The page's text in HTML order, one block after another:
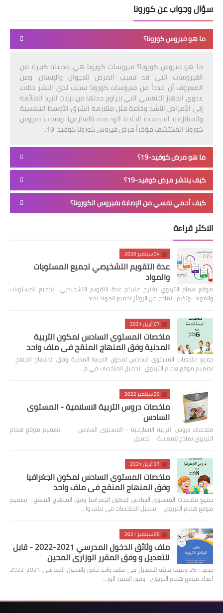
سؤال وجواب عن كورونا
ما هو فيروس كورونا؟
ما هو فيروس كورونا؟ فيروسات كورونا هي فصيلة كبيرة من
الفيروسات التي قد تسبب المرض للحيوان والإنسان. ومن
المعروف أن عدداً من فيروسات كورونا تسبب لدى البشر حالات
عدوى الجهاز التنفسي التي تتراوح حدتها من نزلات البرد الشائعة
إلى الأمراض الأشد وخامة مثل متلازمة الشرق الأوسط التنفسية
والمتلازمة التنفسية الحادة الوخيمة (السارس). ويسبب فيروس
كورونا المُكتشف مؤخراً مرض فيروس كورونا كوفيد-19.
ما هو مرض كوفيد-19؟
كيف ينتشر مرض كوفيد-19؟
كيف أحمي نفسي من الإصابة بفيروس الكورونا؟
الاكثر قراءة
04 سبتمبر 2020
عدة التقويم التشخيصي لجميع المستويات
والمواد
موقع همام التربوي يقترح عليكم عدة التقويم التشخيصي لجميع المستويات
والمواد وتضم : نماذج من الروائز لجميع المواد نماذ…
07 أبريل 2021
ملخصات المستوى السادس لمكون التربية
المدنية وفق المنهاج المنقح في ملف واحد
جميع ملخصات المستوى السادس لمكون التربية المدنية وفق المنهاج المنقح
تصميم موقع همام التربوي تحميل الملخصات في م…
26 سبتمبر 2022
ملخصات دروس التربية الاسلامية - المستوى
السادس
ملخصات دروس التربية الاسلامية - المستوى السادس تصميم موقع همام
التربوي نماذج للمعاينة تحميل
07 أبريل 2021
ملخصات المستوى السادس لمكون الجغرافيا
وفق المنهاج المنقح في ملف واحد
جميع ملخصات المستوى السادس لمكون الجغرافيا وفق المنهاج المنقح تصميم
موقع همام التربوي تحميل الملخصات في ملف وا…
05 سبتمبر 2021
ملف وثائق الدخول المدرسي 2021-2022 - قابل
للتعديل و وفق المقرر الوزاري المحين
جديد : 26 وثيقة قابلة للتعديل في ملف واحد خاص بالدخول المدرسي 2021-2022
اعداد موقع همام التربوي وفق المقرر الوز…